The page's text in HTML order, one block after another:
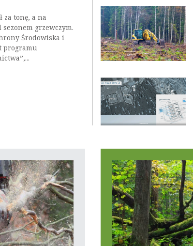
za tonę, a na
grzewczym.
Środowiska i
programu